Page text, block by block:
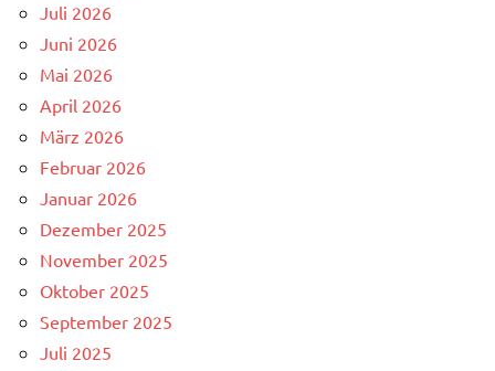
Juli 2026
Juni 2026
Mai 2026
April 2026
März 2026
Februar 2026
Januar 2026
Dezember 2025
November 2025
Oktober 2025
September 2025
Juli 2025